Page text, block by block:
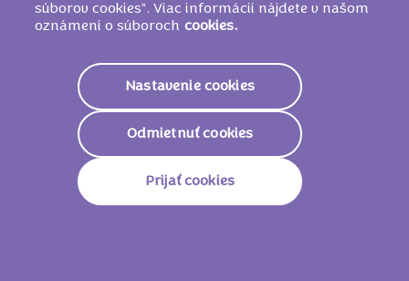
WEBOVÁ STRÁNKA
MIRACEL WHIP
Miracel Whip: ľahký a pikantný šalátový dresing pre
rôzne druhy šalátov a ďalších jedál. Nájdete tu
najnovšie informácie o sortimente, môžete si pozrieť a
súborov cookies". Viac informácií nájdete v našom
oznámení o súboroch cookies.
Nastavenie cookies
Odmietnuť cookies
Prijať cookies